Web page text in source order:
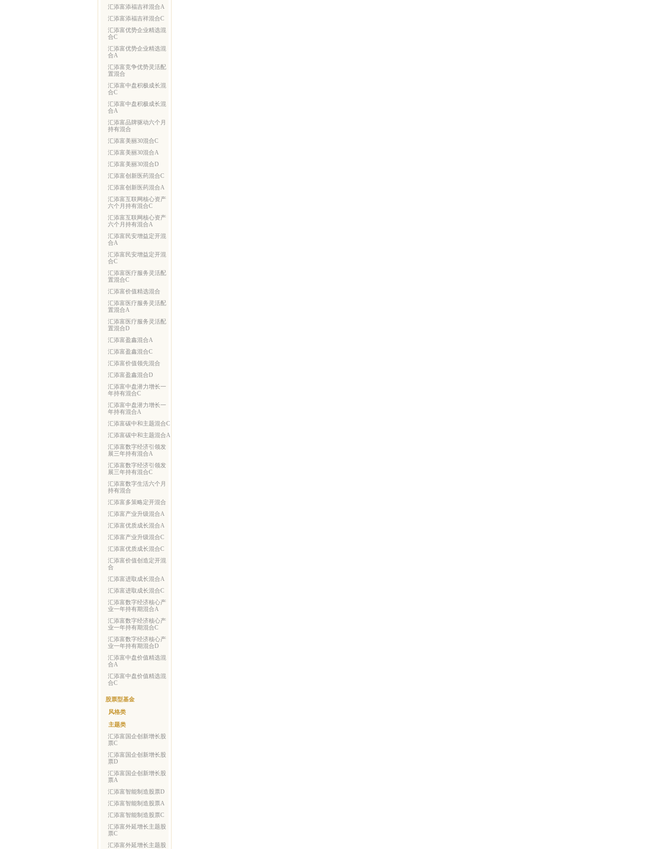
汇添富添福吉祥混合A
汇添富添福吉祥混合C
汇添富优势企业精选混
合C
汇添富优势企业精选混
合A
汇添富竞争优势灵活配
置混合
汇添富中盘积极成长混
合C
汇添富中盘积极成长混
合A
汇添富品牌驱动六个月
持有混合
汇添富美丽30混合C
汇添富美丽30混合A
汇添富美丽30混合D
汇添富创新医药混合C
汇添富创新医药混合A
汇添富互联网核心资产
六个月持有混合C
汇添富互联网核心资产
六个月持有混合A
汇添富民安增益定开混
合A
汇添富民安增益定开混
合C
汇添富医疗服务灵活配
置混合C
汇添富价值精选混合
汇添富医疗服务灵活配
置混合A
汇添富医疗服务灵活配
置混合D
汇添富盈鑫混合A
汇添富盈鑫混合C
汇添富价值领先混合
汇添富盈鑫混合D
汇添富中盘潜力增长一
年持有混合C
汇添富中盘潜力增长一
年持有混合A
汇添富碳中和主题混合C
汇添富碳中和主题混合A
汇添富数字经济引领发
展三年持有混合A
汇添富数字经济引领发
展三年持有混合C
汇添富数字生活六个月
持有混合
汇添富多策略定开混合
汇添富产业升级混合A
汇添富优质成长混合A
汇添富产业升级混合C
汇添富优质成长混合C
汇添富价值创造定开混
合
汇添富进取成长混合A
汇添富进取成长混合C
汇添富数字经济核心产
业一年持有期混合A
汇添富数字经济核心产
业一年持有期混合C
汇添富数字经济核心产
业一年持有期混合D
汇添富中盘价值精选混
合A
汇添富中盘价值精选混
合C
股票型基金
风格类
主题类
汇添富国企创新增长股
票C
汇添富国企创新增长股
票D
汇添富国企创新增长股
票A
汇添富智能制造股票D
汇添富智能制造股票A
汇添富智能制造股票C
汇添富外延增长主题股
票C
汇添富外延增长主题股